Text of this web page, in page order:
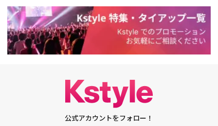
公式アカウントをフォロー！